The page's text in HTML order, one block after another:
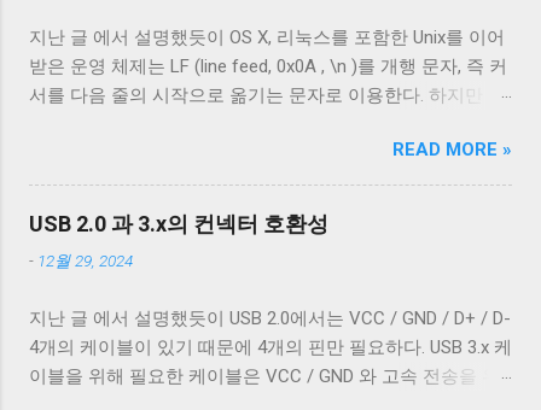
2.0 케이블의 피복을 벗겨낸 것이다. 절연체 아래로 금속 선이
있는 것을 알 수 있다. 이 선들은 금속 선이지만 전선은 아니
다. 이 선은 전자기 차폐를 목적으로 들어간 금속 선이다. 실
는 두 종류의 차폐가 사용됐다. 하나는 얇은 금속 호일이고,
다른 하나는 얇은 도체의 가닥으로 이루어져 있다. 전자는 보
통 호일 차폐(Foil Shielding)라고 부르고 후자는 편조 차폐
다. 보통 편조 차폐가 저주파수 전자기파를 차단하는 것에 효
과적이고, 호일 차폐가 고주파수 전자기파를 차단하는 데 효
과적이다. USB 3.0의 고속 전송 케이블은 이 두 차폐를 사용하
지난 글 에서 설명했듯이 OS X, 리눅스를 포함한 Unix를 이어
받은 운영 체제는 LF (line feed, 0x0A , \n )를 개행 문자, 즉 커
서를 다음 줄의 시작으로 옮기는 문자로 이용한다. 하지만 표
커서를 줄의 처음으로 이동하지 않는다. 파일을 항상 운영 체
제에 종속적인 애플리케이션을 통해서만 접근한다면 표준과
다른 동작은 문제되지 않는다. 하지만 파일과 입출력의 구분
이 없는 유닉스 계열에서 파일과 프로세스의 입출력이 상호
작용할 때 이 차이는 문제될 수 있다. 이 차이를 다루기 위해
하기 위한 플래그가 POSIX.1 표준이 정의 하는 termios 구조
체의 c_oflag 다. c_oflag 는 터미널이 받은 문자를 출력하기
전에 어떤 후처리를 할지에 대한 플래그다. c_oflag에서 가장
READ MORE »
USB 2.0 과 3.x의 컨넥터 호환성
- 12월 29, 2024
지난 글 에서 설명했듯이 USB 2.0에서는 VCC / GND / D+ / D-
4개의 케이블이 있기 때문에 4개의 핀만 필요하다. USB 3.x 케
이블을 위해 필요한 케이블은 VCC / GND 와 고속 전송을 위